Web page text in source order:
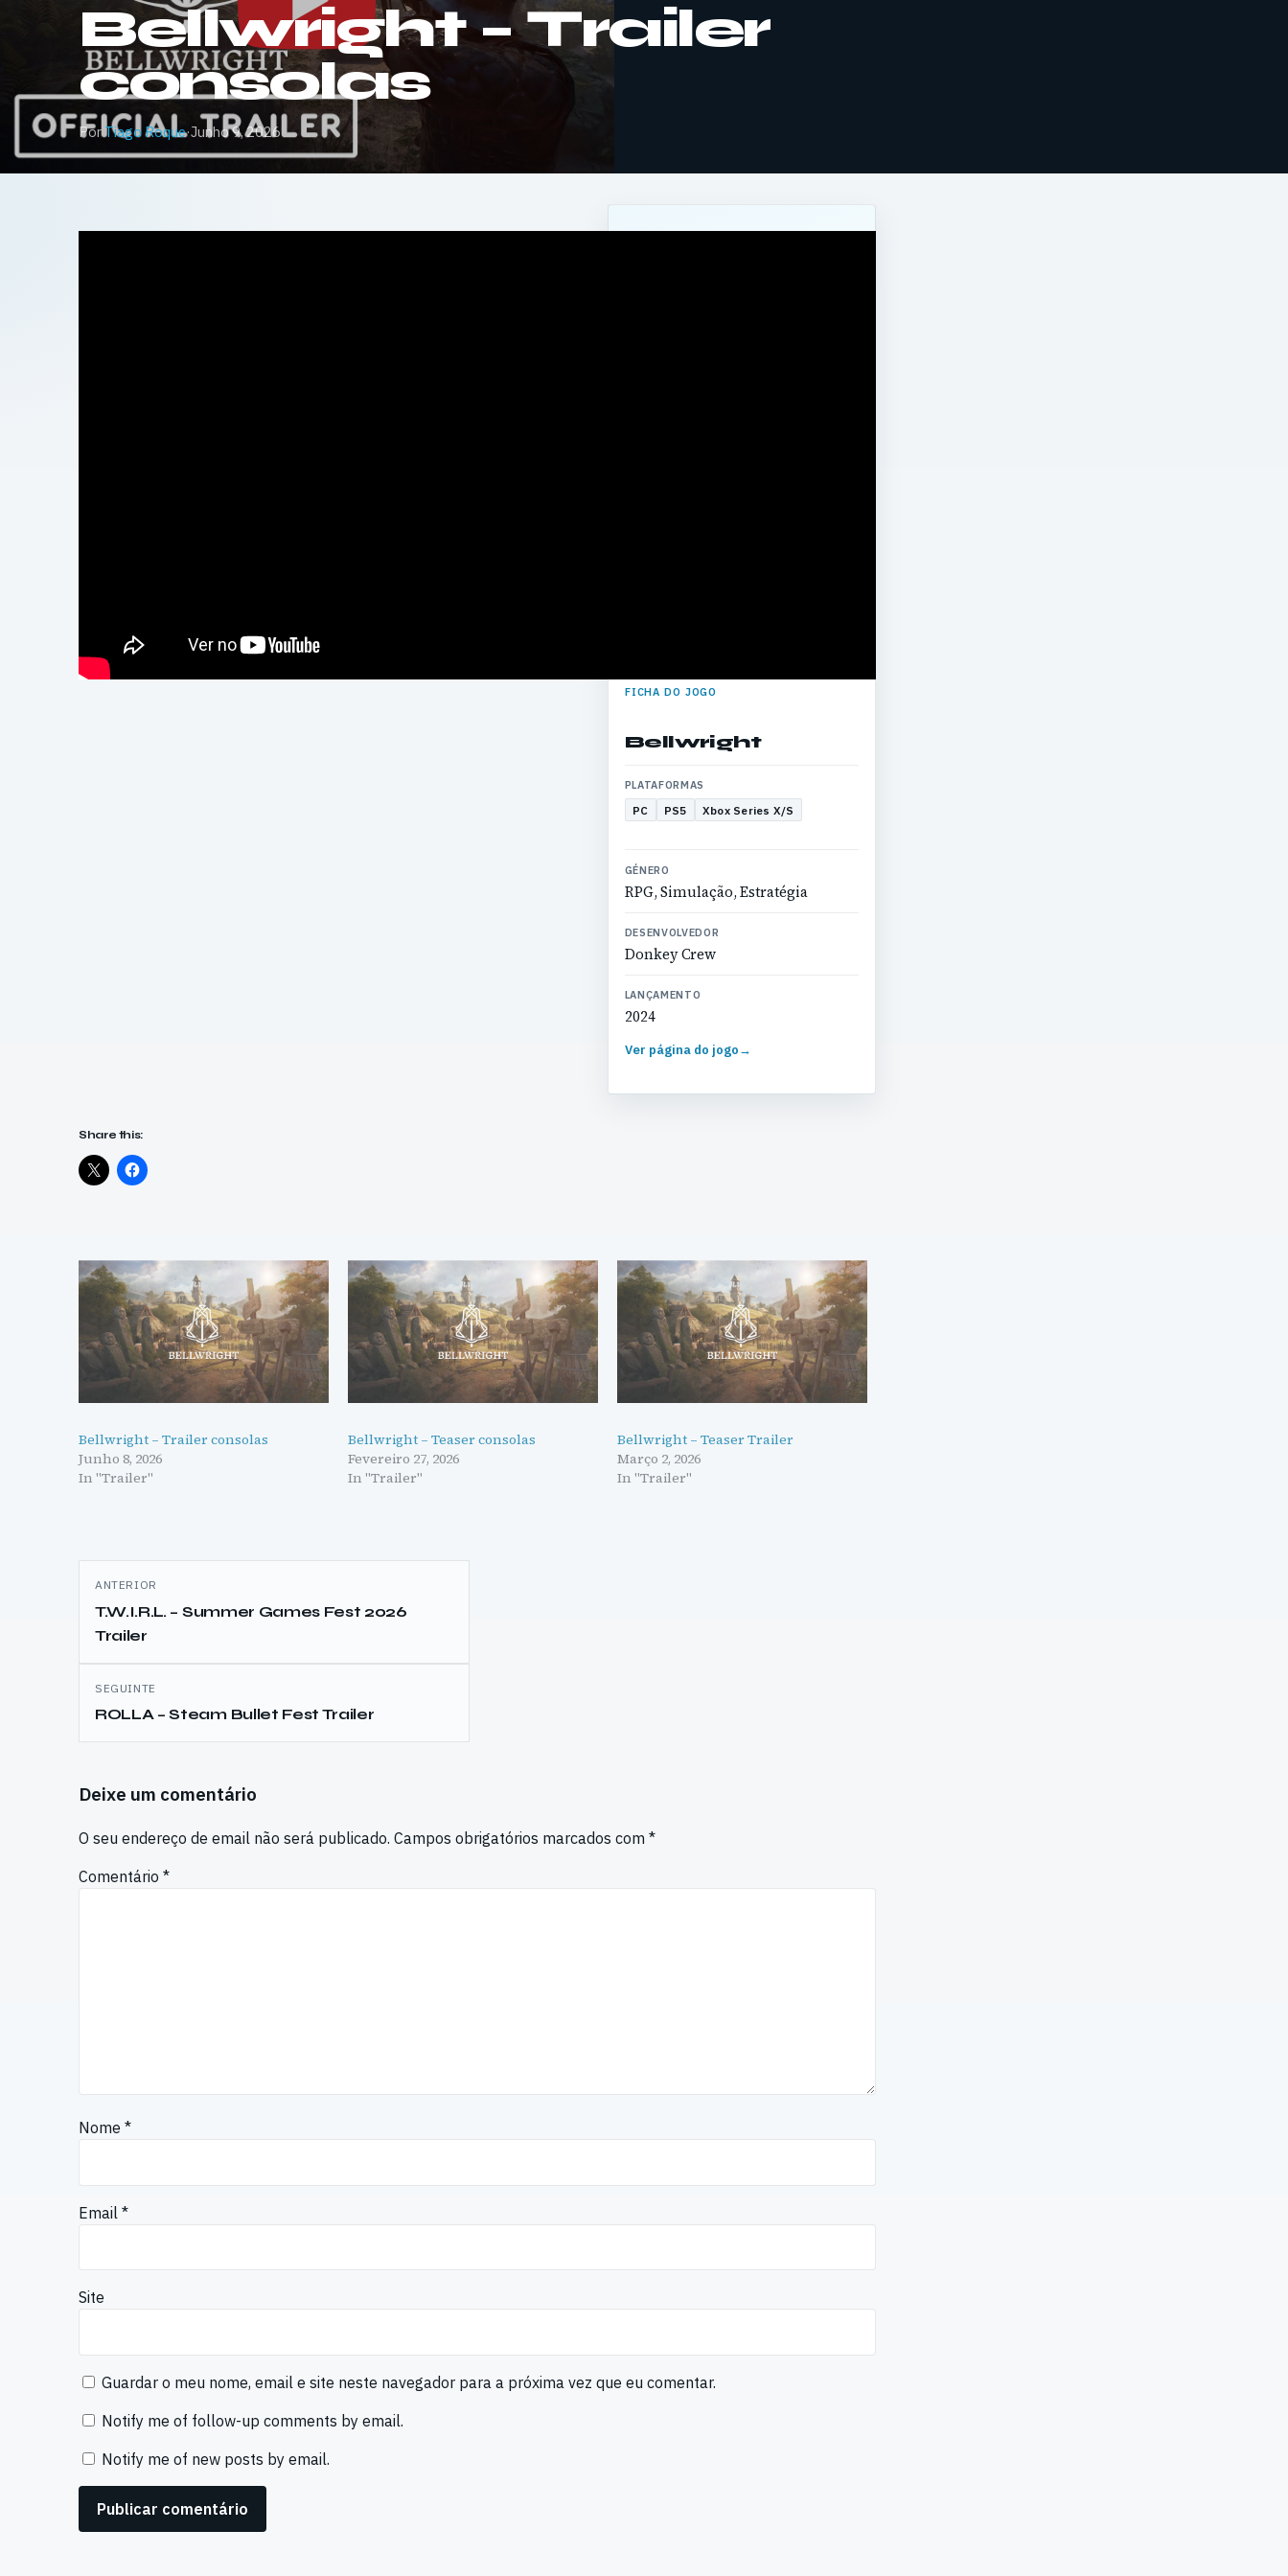
Bellwright – Trailer
consolas
PorTiago Roque·Junho 9, 2026
FICHA DO JOGO
Bellwright
PLATAFORMAS
PC PS5 Xbox Series X/S
GÉNERO
RPG, Simulação, Estratégia
DESENVOLVEDOR
Donkey Crew
LANÇAMENTO
2024
Ver página do jogo→
Share this:
Bellwright – Trailer consolas
Junho 8, 2026
In "Trailer"
Bellwright – Teaser consolas
Fevereiro 27, 2026
In "Trailer"
Bellwright – Teaser Trailer
Março 2, 2026
In "Trailer"
Navegação
de
artigos
ANTERIOR
T.W.I.R.L. – Summer Games Fest 2026
Trailer
SEGUINTE
ROLLA – Steam Bullet Fest Trailer
Deixe um comentário
O seu endereço de email não será publicado. Campos obrigatórios marcados com *
Comentário *
Nome *
Email *
Site
Guardar o meu nome, email e site neste navegador para a próxima vez que eu comentar.
Notify me of follow-up comments by email.
Notify me of new posts by email.